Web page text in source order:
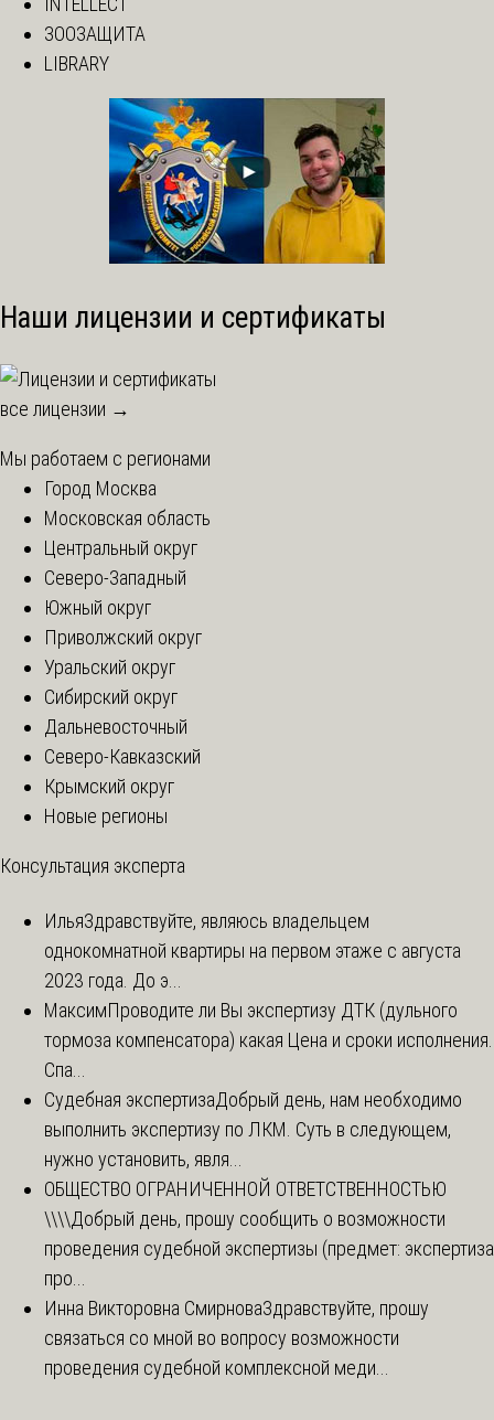
ЗООЗАЩИТА
LIBRARY
Наши лицензии и сертификаты
все лицензии →
Мы работаем с регионами
Город Москва
Московская область
Центральный округ
Северо-Западный
Южный округ
Приволжский округ
Уральский округ
Сибирский округ
Дальневосточный
Северо-Кавказский
Крымский округ
Новые регионы
Консультация эксперта
ИльяЗдравствуйте, являюсь владельцем
однокомнатной квартиры на первом этаже с августа
2023 года. До э...
МаксимПроводите ли Вы экспертизу ДТК (дульного
тормоза компенсатора) какая Цена и сроки исполнения.
Спа...
Судебная экспертизаДобрый день, нам необходимо
выполнить экспертизу по ЛКМ. Суть в следующем,
нужно установить, явля...
ОБЩЕСТВО ОГРАНИЧЕННОЙ ОТВЕТСТВЕННОСТЬЮ
\\\\Добрый день, прошу сообщить о возможности
проведения судебной экспертизы (предмет: экспертиза
про...
Инна Викторовна СмирноваЗдравствуйте, прошу
связаться со мной во вопросу возможности
проведения судебной комплексной меди...